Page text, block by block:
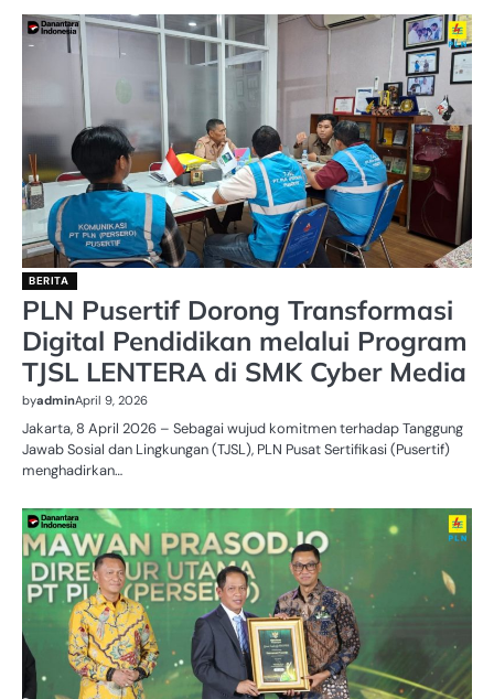
BERITA
PLN Pusertif Dorong Transformasi
Digital Pendidikan melalui Program
TJSL LENTERA di SMK Cyber Media
byadminApril 9, 2026
Jakarta, 8 April 2026 – Sebagai wujud komitmen terhadap Tanggung
Jawab Sosial dan Lingkungan (TJSL), PLN Pusat Sertifikasi (Pusertif)
menghadirkan…